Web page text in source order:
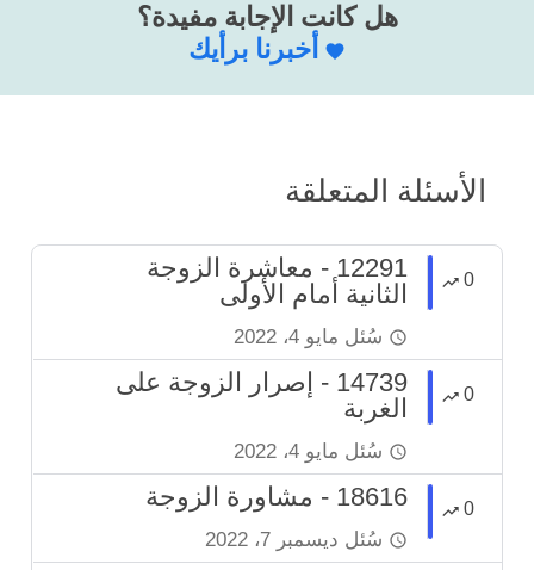
هل كانت الإجابة مفيدة؟
أخبرنا برأيك
الأسئلة المتعلقة
0
12291 - معاشرة الزوجة
الثانية أمام الأولى
سُئل مايو 4، 2022
0
14739 - إصرار الزوجة على
الغربة
سُئل مايو 4، 2022
0 18616 - مشاورة الزوجة
سُئل ديسمبر 7، 2022